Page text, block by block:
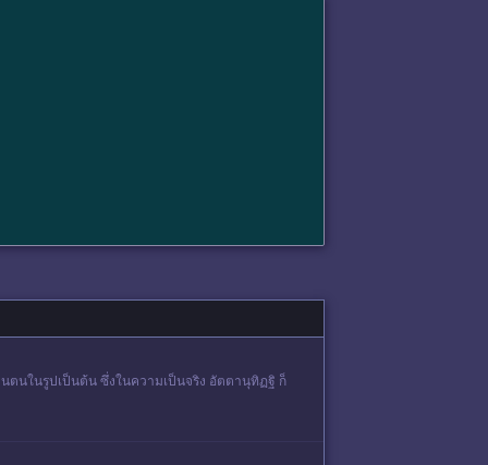
ตนในรูปเป็นต้น ซึ่งในความเป็นจริง อัตตานุทิฏฐิ ก็